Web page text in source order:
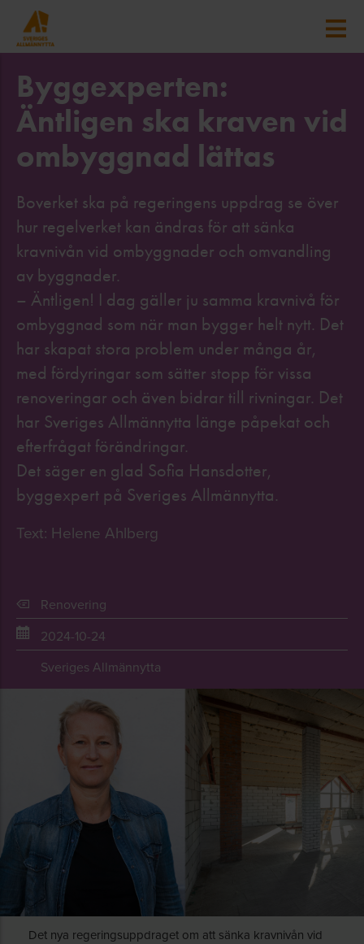
Byggexperten:
Äntligen ska kraven vid
ombyggnad lättas
Boverket ska på regeringens uppdrag se över
hur regelverket kan ändras för att sänka
kravnivån vid ombyggnader och omvandling
av byggnader.
– Äntligen! I dag gäller ju samma kravnivå för
ombyggnad som när man bygger helt nytt. Det
har skapat stora problem under många år,
med fördyringar som sätter stopp för vissa
renoveringar och även bidrar till rivningar. Det
har Sveriges Allmännytta länge påpekat och
efterfrågat förändringar.
Det säger en glad Sofia Hansdotter,
byggexpert på Sveriges Allmännytta.
Text: Helene Ahlberg
Renovering
2024-10-24
Sveriges Allmännytta
Det nya regeringsuppdraget om att sänka kravnivån vid